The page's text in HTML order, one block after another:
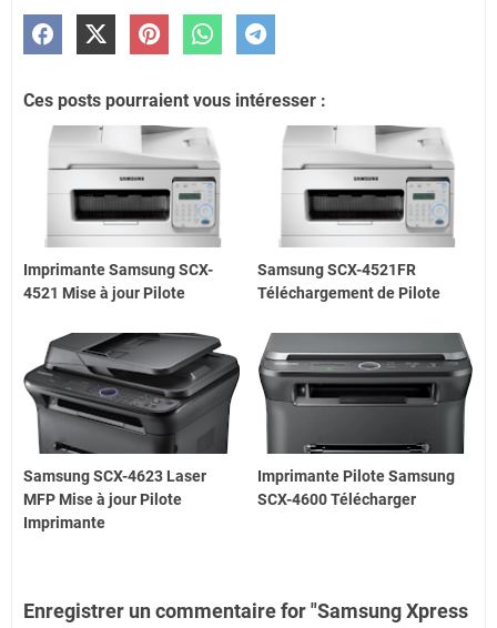
Ces posts pourraient vous intéresser :
Imprimante Samsung SCX-
4521 Mise à jour Pilote
Samsung SCX-4521FR
Téléchargement de Pilote
Samsung SCX-4623 Laser
MFP Mise à jour Pilote
Imprimante
Imprimante Pilote Samsung
SCX-4600 Télécharger
Enregistrer un commentaire for "Samsung Xpress